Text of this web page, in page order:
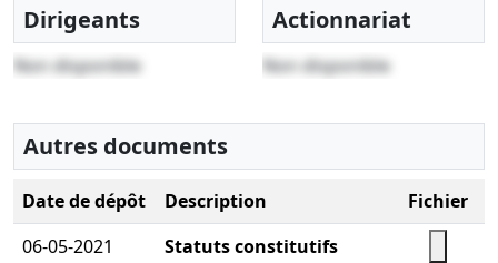
Dirigeants
Non disponible
Actionnariat
Non disponible
Autres documents
Date de dépôt Description
Fichier
06-05-2021
Statuts constitutifs